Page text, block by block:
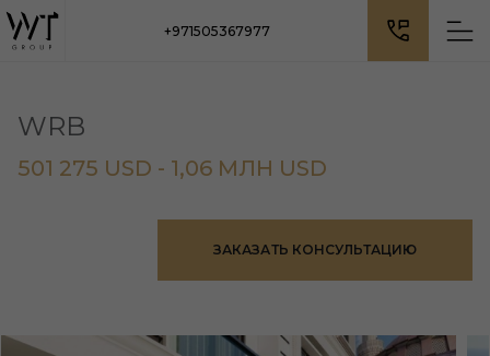
+971505367977
WRB
501 275 USD - 1,06 МЛН USD
ЗАКАЗАТЬ КОНСУЛЬТАЦИЮ